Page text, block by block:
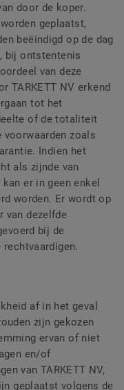
door de koper.
geplaatst,
beëindigd op de dag
bij ontstentenis
van deze
TARKETT NV erkend
tot het
of de totaliteit
voorwaarden zoals
Indien het
als zijnde van
er in geen enkel
worden. Er wordt op
van dezelfde
bij de
af in het geval
zijn gekozen
ervan of niet
en/of
van TARKETT NV,
geplaatst volgens de